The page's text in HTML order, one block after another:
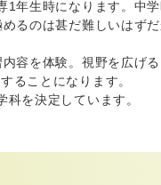
年生時になります。中
るのは甚だ難しいはずだ
容を体験。視野を広げ
ることになります。
を決定しています。